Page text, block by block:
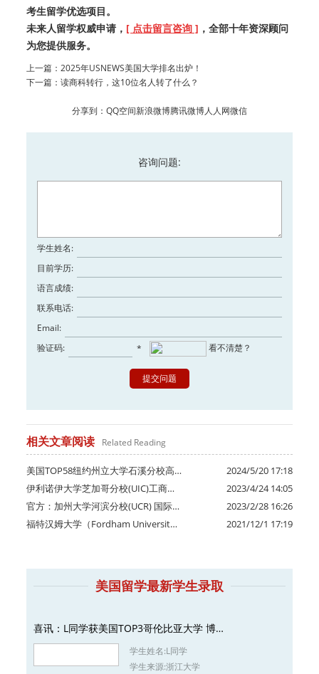
考生留学优选项目。
未来人留学权威申请， [ 点击留言咨询 ] ，全部十年资深顾问
为您提供服务。
上一篇： 2025年USNEWS美国大学排名出炉！
下一篇： 读商科转行，这10位名人转了什么？
分享到： QQ空间新浪微博腾讯微博人人网微信
咨询问题:
学生姓名:
目前学历:
语言成绩:
联系电话:
Email:
验证码:
看不清楚？
*
相关文章阅读 Related Reading
2024/5/20 17:18
美国TOP58纽约州立大学石溪分校高…
2023/4/24 14:05
伊利诺伊大学芝加哥分校(UIC)工商…
2023/2/28 16:26
官方：加州大学河滨分校(UCR) 国际…
2021/12/1 17:19
福特汉姆大学（Fordham Universit…
美国留学最新学生录取
喜讯：L同学获美国TOP3哥伦比亚大学 博…
学生姓名:L同学
学生来源:浙江大学